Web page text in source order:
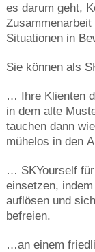
es darum geht,
Situationen in
Sie können als
… Ihre Klienten
in dem alte
tauchen dann
mühelos in den
… SKYourself
einsetzen,
auflösen und
befreien.
…an einem